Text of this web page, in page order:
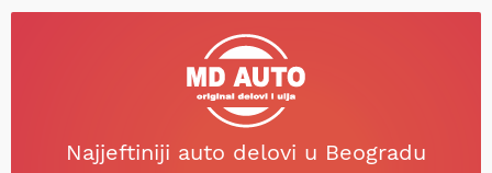
Najjeftiniji auto delovi u Beogradu